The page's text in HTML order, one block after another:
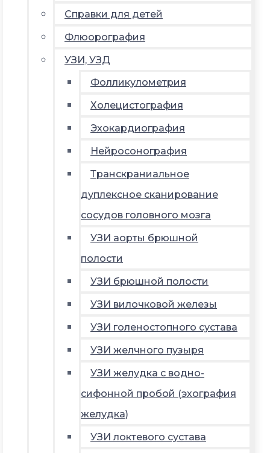
Справки для детей
Флюорография
УЗИ, УЗД
Фолликулометрия
Холецистография
Эхокардиография
Нейросонография
Транскраниальное
дуплексное сканирование
сосудов головного мозга
УЗИ аорты брюшной
полости
УЗИ брюшной полости
УЗИ вилочковой железы
УЗИ голеностопного сустава
УЗИ желчного пузыря
УЗИ желудка с водно-
сифонной пробой (эхография
желудка)
УЗИ локтевого сустава